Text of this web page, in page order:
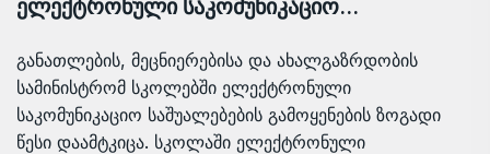
ელექტრონული საკომუნიკაციო…
განათლების, მეცნიერებისა და ახალგაზრდობის
სამინისტრომ სკოლებში ელექტრონული
საკომუნიკაციო საშუალებების გამოყენების ზოგადი
წესი დაამტკიცა. სკოლაში ელექტრონული